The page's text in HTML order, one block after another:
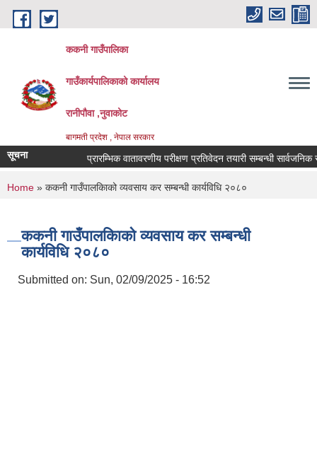
Skip to main content
ककनी गाउँपालिका
गाउँकार्यपालिकाको कार्यालय
रानीपौवा ,नुवाकोट
बागमती प्रदेश , नेपाल सरकार
सूचना प्रारम्भिक वातावरणीय परीक्षण प्रतिवेदन तयारी सम्बन्धी सार्वजनिक सूचना
You are here
Home » ककनी गाउँपालकिाको व्यवसाय कर सम्बन्धी कार्यविधि २०८०
ककनी गाउँपालकिाको व्यवसाय कर सम्बन्धी
कार्यविधि २०८०
Submitted on: Sun, 02/09/2025 - 16:52